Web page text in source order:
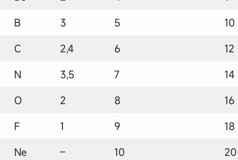
B 3 5
10
C 2,4 6
12
N 3,5 7
14
O 2 8
16
F 1 9
18
Ne – 10 20